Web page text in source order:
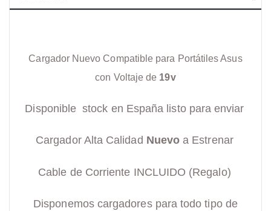
Cargador Nuevo Compatible para Portátiles Asus
con Voltaje de 19v
Disponible stock en España listo para enviar
Cargador Alta Calidad Nuevo a Estrenar
Cable de Corriente INCLUIDO (Regalo)
Disponemos cargadores para todo tipo de